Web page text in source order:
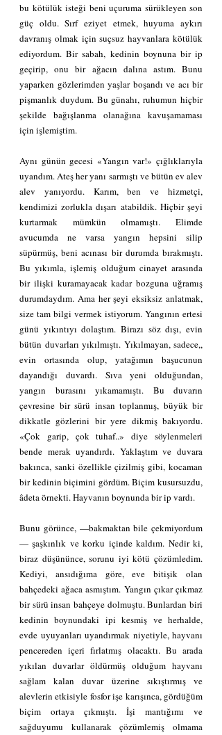
bu kötülük isteği beni uçuruma sürükleyen son
güç oldu. Sırf eziyet etmek, huyuma aykırı
davranış olmak için suçsuz hayvanlara kötülük
ediyordum. Bir sabah, kedinin boynuna bir ip
geçirip, onu bir ağacın dalına astım. Bunu
yaparken gözlerimden yaşlar boşandı ve acı bir
pişmanlık duydum. Bu günahı, ruhumun hiçbir
şekilde bağışlanma olanağına kavuşamaması
için işlemiştim.
Aynı günün gecesi «Yangın var!» çığlıklarıyla
uyandım. Ateş her yanı sarmıştı ve bütün ev alev
alev yanıyordu. Karım, ben ve hizmetçi,
kendimizi zorlukla dışarı atabildik. Hiçbir şeyi
kurtarmak mümkün olmamıştı. Elimde
avucumda ne varsa yangın hepsini silip
süpürmüş, beni acınası bir durumda bırakmıştı.
Bu yıkımla, işlemiş olduğum cinayet arasında
bir ilişki kuramayacak kadar bozguna uğramış
durumdaydım. Ama her şeyi eksiksiz anlatmak,
size tam bilgi vermek istiyorum. Yangının ertesi
günü yıkıntıyı dolaştım. Birazı söz dışı, evin
bütün duvarları yıkılmıştı. Yıkılmayan, sadece,,
evin ortasında olup, yatağımın başucunun
dayandığı duvardı. Sıva yeni olduğundan,
yangın burasını yıkamamıştı. Bu duvarın
çevresine bir sürü insan toplanmış, büyük bir
dikkatle gözlerini bir yere dikmiş bakıyordu.
«Çok garip, çok tuhaf..» diye söylenmeleri
bende merak uyandırdı. Yaklaştım ve duvara
bakınca, sanki özellikle çizilmiş gibi, kocaman
bir kedinin biçimini gördüm. Biçim kusursuzdu,
âdeta örnekti. Hayvanın boynunda bir ip vardı.
Bunu görünce, —bakmaktan bile çekmiyordum
— şaşkınlık ve korku içinde kaldım. Nedir ki,
biraz düşününce, sorunu iyi kötü çözümledim.
Kediyi, ansıdığıma göre, eve bitişik olan
bahçedeki ağaca asmıştım. Yangın çıkar çıkmaz
bir sürü insan bahçeye dolmuştu. Bunlardan biri
kedinin boynundaki ipi kesmiş ve herhalde,
evde uyuyanları uyandırmak niyetiyle, hayvanı
pencereden içeri fırlatmış olacaktı. Bu arada
yıkılan duvarlar öldürmüş olduğum hayvanı
sağlam kalan duvar üzerine sıkıştırmış ve
alevlerin etkisiyle fosfor işe karışınca, gördüğüm
biçim ortaya çıkmıştı. İşi mantığımı ve
sağduyumu kullanarak çözümlemiş olmama